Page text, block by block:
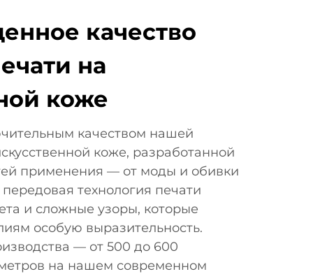
качество
на
коже
качеством нашей
коже, разработанной
применения — от моды и обивки
технология печати
и сложные узоры, которые
особую выразительность.
— от 500 до 600
на нашем современном